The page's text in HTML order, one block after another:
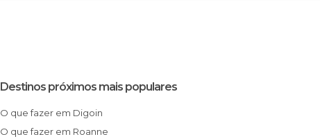
Destinos próximos mais populares
O que fazer em Digoin
O que fazer em Roanne